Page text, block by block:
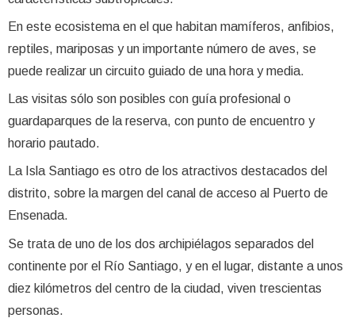
En este ecosistema en el que habitan mamíferos, anfibios,
reptiles, mariposas y un importante número de aves, se
puede realizar un circuito guiado de una hora y media.
Las visitas sólo son posibles con guía profesional o
guardaparques de la reserva, con punto de encuentro y
horario pautado.
La Isla Santiago es otro de los atractivos destacados del
distrito, sobre la margen del canal de acceso al Puerto de
Ensenada.
Se trata de uno de los dos archipiélagos separados del
continente por el Río Santiago, y en el lugar, distante a unos
diez kilómetros del centro de la ciudad, viven trescientas
personas.